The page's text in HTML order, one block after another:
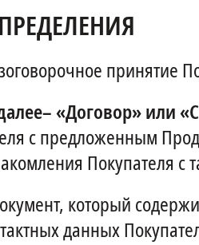
принятие
«Договор» или
с предложенным
Покупателя с
который
данных